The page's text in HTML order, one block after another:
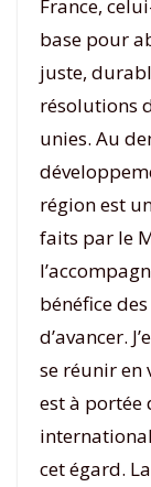
France,
base pour
juste,
résolutions
unies. Au
région est
faits par le
bénéfice
d’avancer.
se réunir en
est à portée
cet égard.